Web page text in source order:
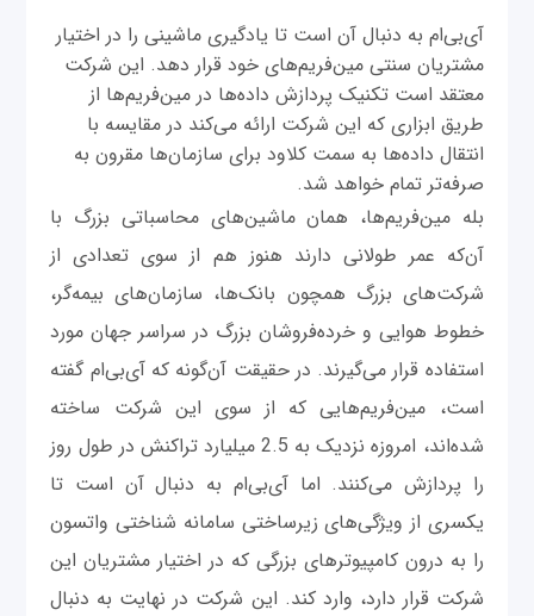
آی‌بی‌ام به دنبال آن است تا یادگیری ماشینی را در اختیار
مشتریان سنتی مین‌فریم‌های خود قرار دهد. این شرکت
معتقد است تکنیک پردازش داده‌ها در مین‌فریم‌ها از
طریق ابزاری که این شرکت ارائه می‌کند در مقایسه با
انتقال داده‌ها به سمت کلاود برای سازمان‌ها مقرون به
صرفه‌تر تمام خواهد شد.
بله مین‌فریم‌ها، همان ماشین‌های محاسباتی بزرگ با
آن‌که عمر طولانی دارند هنوز هم از سوی تعدادی از
شرکت‌های بزرگ همچون بانک‌ها، سازمان‌های بیمه‌گر،
خطوط هوایی و خرده‌فروشان بزرگ در سراسر جهان مورد
استفاده قرار می‌گیرند. در حقیقت آن‌گونه که آی‌بی‌ام گفته
است، مین‌فریم‌هایی که از سوی این شرکت ساخته
شده‌اند، امروزه نزدیک به 2.5 میلیارد تراکنش در طول روز
را پردازش می‌کنند. اما آی‌بی‌ام به دنبال آن است تا
یکسری از ویژگی‌های زیرساختی سامانه شناختی واتسون
را به درون کامپیوترهای بزرگی که در اختیار مشتریان این
شرکت قرار دارد، وارد کند. این شرکت در نهایت به دنبال